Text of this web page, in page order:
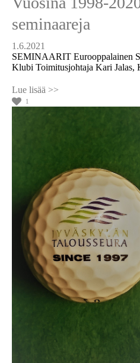
seminaareja
1.6.2021
SEMINAARIT Eurooppalainen
Klubi Toimitusjohtaja Kari Jalas,
1